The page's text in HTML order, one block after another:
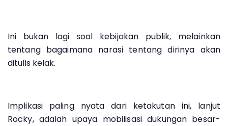
Ini bukan lagi soal kebijakan publik, melainkan
tentang bagaimana narasi tentang dirinya akan
ditulis kelak.
Implikasi paling nyata dari ketakutan ini, lanjut
Rocky, adalah upaya mobilisasi dukungan besar-